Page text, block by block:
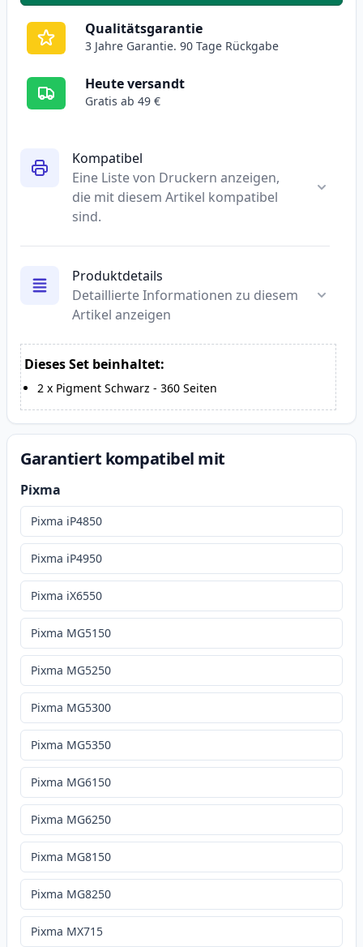
Kompatibel
Eine Liste von Druckern anzeigen,
die mit diesem Artikel kompatibel
sind.
Produktdetails
Detaillierte Informationen zu diesem
Artikel anzeigen
Dieses Set beinhaltet:
2 x Pigment Schwarz - 360 Seiten
Qualitätsgarantie
3 Jahre Garantie. 90 Tage Rückgabe
Heute versandt
Gratis ab 49 €
Garantiert kompatibel mit
Pixma
Pixma iP4850
Pixma iP4950
Pixma iX6550
Pixma MG5150
Pixma MG5250
Pixma MG5300
Pixma MG5350
Pixma MG6150
Pixma MG6250
Pixma MG8150
Pixma MG8250
Pixma MX715